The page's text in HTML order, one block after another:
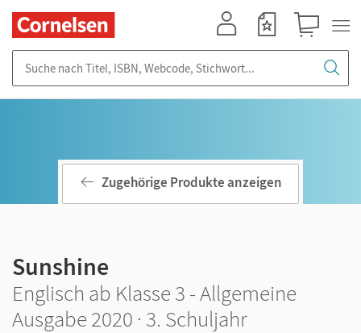
Zugehörige Produkte anzeigen
Sunshine
Englisch ab Klasse 3 - Allgemeine
Ausgabe 2020 · 3. Schuljahr